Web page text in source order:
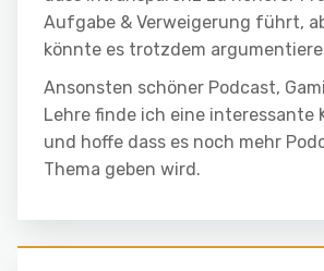
Aufgabe & Verweigerung führt,
könnte es trotzdem
Ansonsten schöner Podcast,
Lehre finde ich eine interessante
und hoffe dass es noch mehr
Thema geben wird.